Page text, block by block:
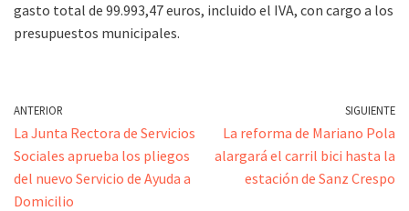
gasto total de 99.993,47 euros, incluido el IVA, con cargo a los
presupuestos municipales.
ANTERIOR
La Junta Rectora de Servicios
Sociales aprueba los pliegos
del nuevo Servicio de Ayuda a
Domicilio
SIGUIENTE
La reforma de Mariano Pola
alargará el carril bici hasta la
estación de Sanz Crespo